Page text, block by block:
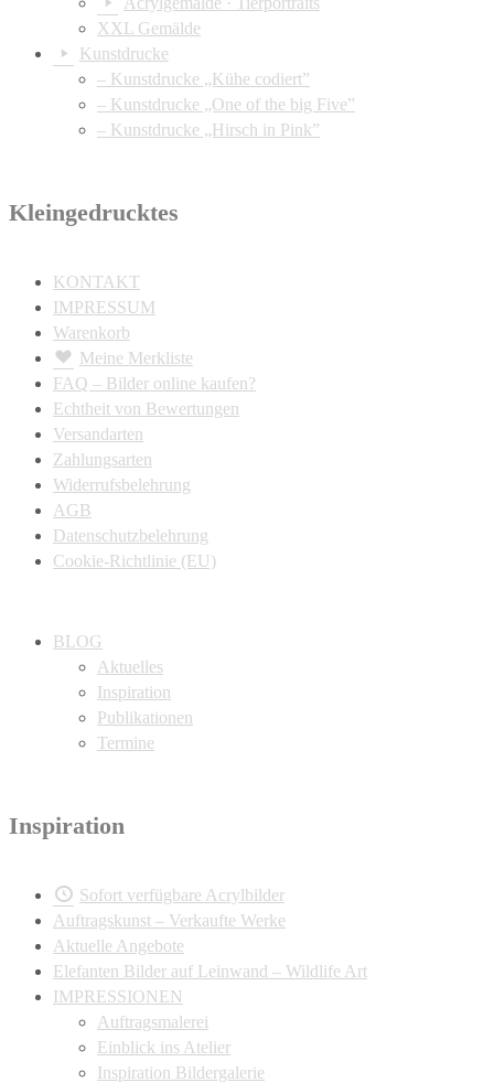
XXL Gemälde
Kunstdrucke
– Kunstdrucke „Kühe codiert”
– Kunstdrucke „One of the big Five”
– Kunstdrucke „Hirsch in Pink”
Kleingedrucktes
KONTAKT
IMPRESSUM
Warenkorb
Meine Merkliste
FAQ – Bilder online kaufen?
Echtheit von Bewertungen
Versandarten
Zahlungsarten
Widerrufsbelehrung
AGB
Datenschutzbelehrung
Cookie-Richtlinie (EU)
BLOG
Aktuelles
Inspiration
Publikationen
Termine
Inspiration
Sofort verfügbare Acrylbilder
Auftragskunst – Verkaufte Werke
Aktuelle Angebote
Elefanten Bilder auf Leinwand – Wildlife Art
IMPRESSIONEN
Auftragsmalerei
Einblick ins Atelier
Inspiration Bildergalerie